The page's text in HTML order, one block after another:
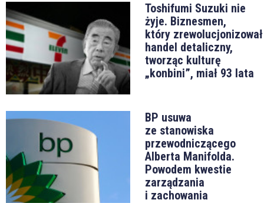
Toshifumi Suzuki nie
żyje. Biznesmen,
który zrewolucjonizował
handel detaliczny,
tworząc kulturę
„konbini”, miał 93 lata
BP usuwa
ze stanowiska
przewodniczącego
Alberta Manifolda.
Powodem kwestie
zarządzania
i zachowania